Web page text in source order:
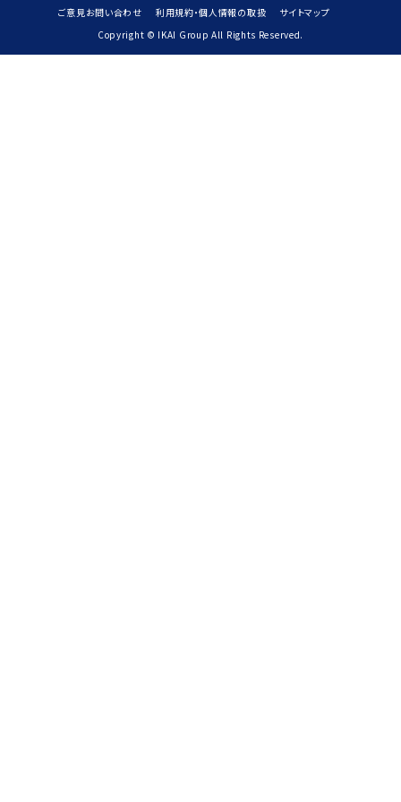
ご意見お問い合わせ 利用規約・個人情報の取扱
サイトマップ
Copyright © IKAI Group All Rights Reserved.